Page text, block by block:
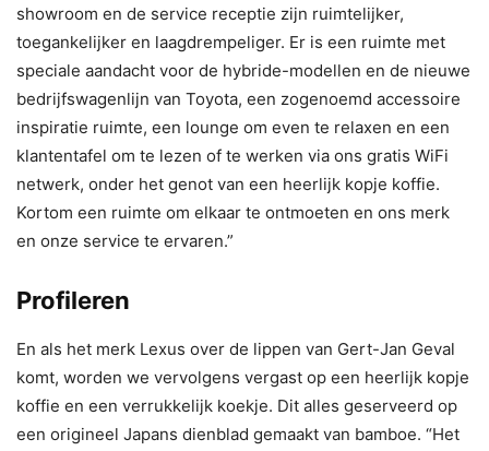
showroom en de service receptie zijn ruimtelijker,
toegankelijker en laagdrempeliger. Er is een ruimte met
speciale aandacht voor de hybride-modellen en de nieuwe
bedrijfswagenlijn van Toyota, een zogenoemd accessoire
inspiratie ruimte, een lounge om even te relaxen en een
klantentafel om te lezen of te werken via ons gratis WiFi
netwerk, onder het genot van een heerlijk kopje koffie.
Kortom een ruimte om elkaar te ontmoeten en ons merk
en onze service te ervaren.”
Profileren
En als het merk Lexus over de lippen van Gert-Jan Geval
komt, worden we vervolgens vergast op een heerlijk kopje
koffie en een verrukkelijk koekje. Dit alles geserveerd op
een origineel Japans dienblad gemaakt van bamboe. “Het